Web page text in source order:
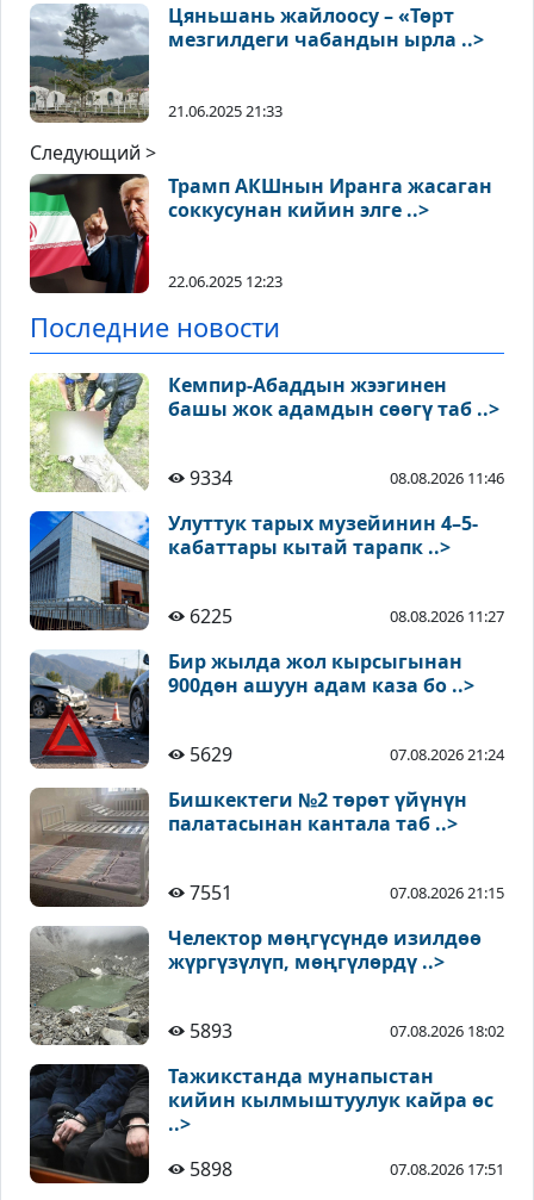
Цяньшань жайлоосу – «Төрт
мезгилдеги чабандын ырла ..>
21.06.2025 21:33
Следующий >
Трамп АКШнын Иранга жасаган
соккусунан кийин элге ..>
22.06.2025 12:23
Последние новости
Кемпир-Абаддын жээгинен
башы жок адамдын сөөгү таб ..>
9334 08.08.2026 11:46
Улуттук тарых музейинин 4–5-
кабаттары кытай тарапк ..>
6225 08.08.2026 11:27
Бир жылда жол кырсыгынан
900дөн ашуун адам каза бо ..>
5629 07.08.2026 21:24
Бишкектеги №2 төрөт үйүнүн
палатасынан кантала таб ..>
7551 07.08.2026 21:15
Челектор мөңгүсүндө изилдөө
жүргүзүлүп, мөңгүлөрдү ..>
5893 07.08.2026 18:02
Тажикстанда мунапыстан
кийин кылмыштуулук кайра өс
..>
5898
07.08.2026 17:51